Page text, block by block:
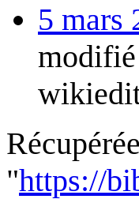
5 mars
modifié
"https://